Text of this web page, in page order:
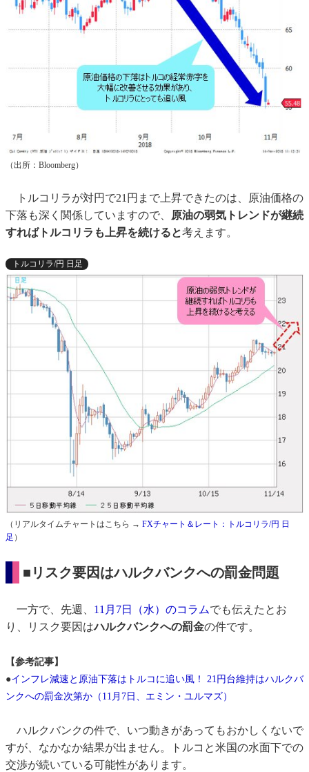
（出所：Bloomberg）
トルコリラが対円で21円まで上昇できたのは、原油価格の
下落も深く関係していますので、
原油の弱気トレンドが継続
すればトルコリラも上昇を続けると考えます。
トルコリラ/円 日足
（リアルタイムチャートはこちら → FXチャート＆レート：トルコリラ/円 日
足 ）
■リスク要因はハルクバンクへの罰金問題
一方で、先週、 11月7日（水）のコラムでも伝えたとお
り、リスク要因はハルクバンクへの罰金の件です。
【参考記事】
●インフレ減速と原油下落はトルコに追い風！ 21円台維持はハルクバ
ンクへの罰金次第か（11月7日、エミン・ユルマズ）
ハルクバンクの件で、いつ動きがあってもおかしくないで
すが、なかなか結果が出ません。トルコと米国の水面下での
交渉が続いている可能性があります。